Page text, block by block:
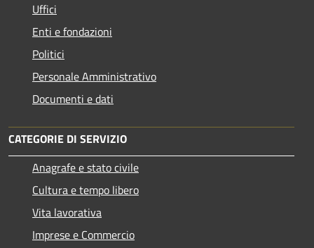
Uffici
Enti e fondazioni
Politici
Personale Amministrativo
Documenti e dati
CATEGORIE DI SERVIZIO
Anagrafe e stato civile
Cultura e tempo libero
Vita lavorativa
Imprese e Commercio